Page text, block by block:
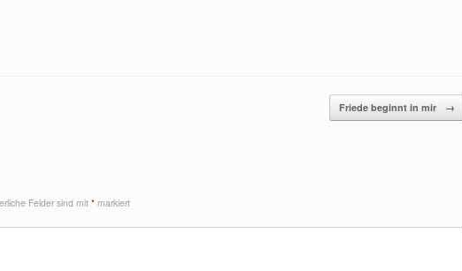
Friede beginnt in mir →
Felder sind mit * markiert